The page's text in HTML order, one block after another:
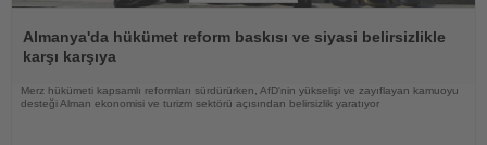
Oku
Almanya'da hükümet reform baskısı ve siyasi belirsizlikle
karşı karşıya
Merz hükümeti kapsamlı reformları sürdürürken, AfD'nin yükselişi ve zayıflayan kamuoyu
desteği Alman ekonomisi ve turizm sektörü açısından belirsizlik yaratıyor